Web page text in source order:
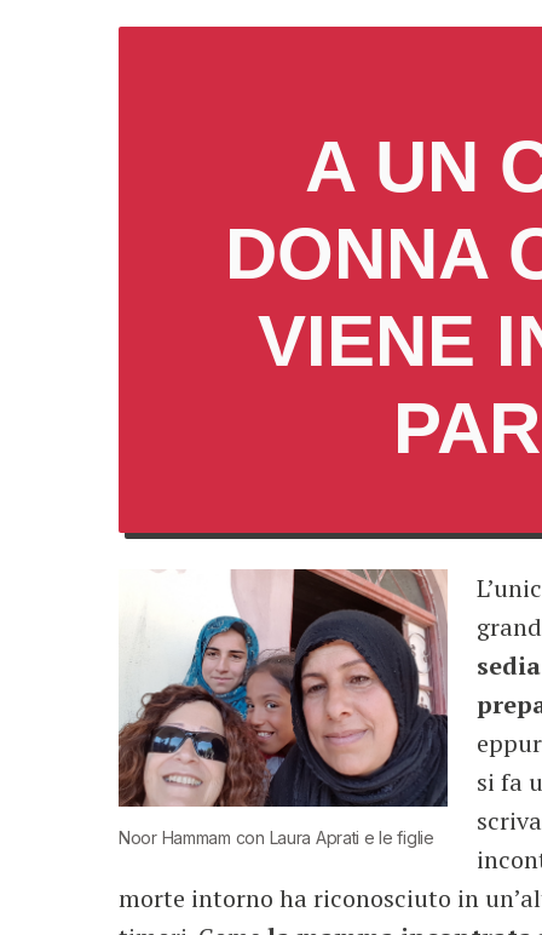
A UN
DONNA
VIENE
Noor Hammam con Laura Aprati e le figlie
si fa
morte intorno ha riconosciuto in